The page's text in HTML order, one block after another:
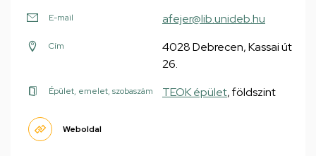
E-mail afejer@lib.unideb.hu
Cím
4028 Debrecen, Kassai út
26.
Épület, emelet, szobaszám TEOK épület, földszint
Weboldal